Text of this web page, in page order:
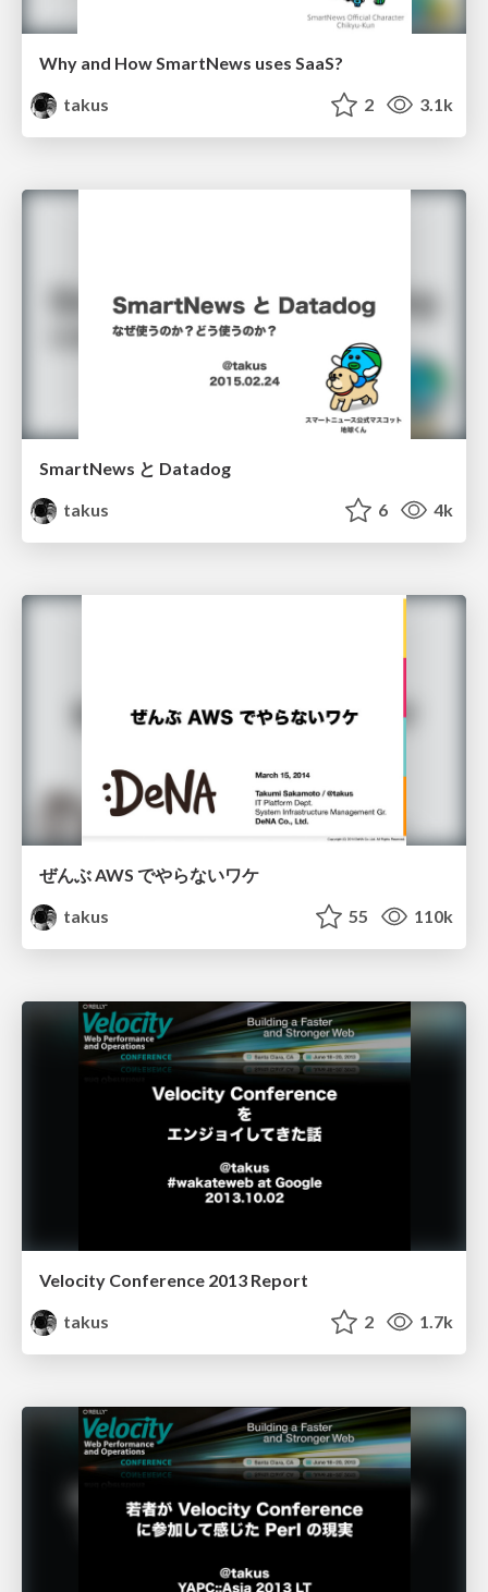
Why and How SmartNews uses SaaS?
takus
2 3.1k
SmartNews と Datadog
takus
6 4k
ぜんぶ AWS でやらないワケ
takus
55 110k
Velocity Conference 2013 Report
takus
2 1.7k